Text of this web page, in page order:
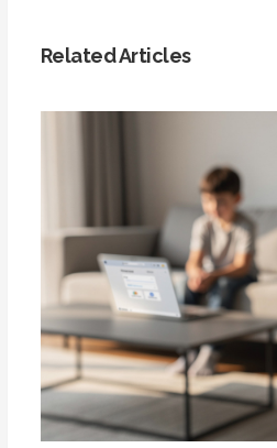
Related Articles